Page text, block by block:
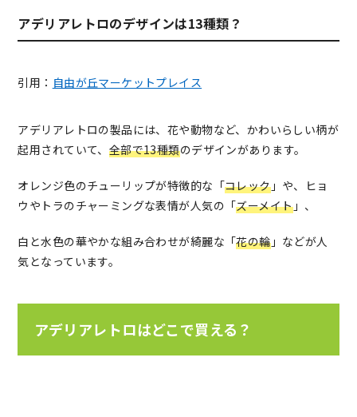
アデリアレトロのデザインは13種類？
引用： 自由が丘マーケットプレイス
アデリアレトロの製品には、花や動物など、かわいらしい柄が
起用されていて、 全部で13種類のデザインがあります。
オレンジ色のチューリップが特徴的な「コレック」や、ヒョ
ウやトラのチャーミングな表情が人気の「ズーメイト」、
白と水色の華やかな組み合わせが綺麗な「花の輪」などが人
気となっています。
アデリアレトロはどこで買える？